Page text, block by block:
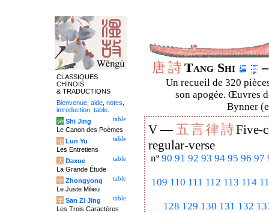
唐詩Tang Shi
Un recueil de 320
son apogée. Œuvres
Bynner
V —五言律詩Five-
regular-verse
nº 90 91 92 93 94 95 96 97
109 110 111 112 113 114
128 129 130 131 132
CLASSIQUES
CHINOIS
& TRADUCTIONS
Bienvenue aide notes
introduction table
table
诗 Shi Jing
Le Canon des Poèmes
table
论 Lun Yu
Les Entretiens
table
大 Daxue
La Grande Étude
table
中 Zhongyong
Le Juste Milieu
table
字 San Zi Jing
Les Trois Caractères